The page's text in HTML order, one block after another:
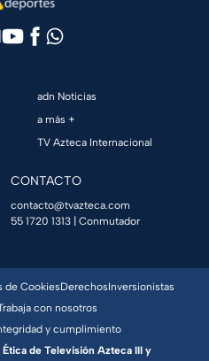
adn Noticias
a más +
TV Azteca Internacional
CONTACTO
contacto@tvazteca.com
55 1720 1313 | Conmutador
de CookiesDerechosInversionistas
con nosotros
y cumplimiento
de Televisión Azteca III y